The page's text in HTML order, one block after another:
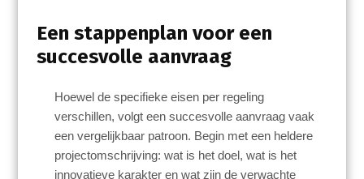
Een stappenplan voor een
succesvolle aanvraag
Hoewel de specifieke eisen per regeling
verschillen, volgt een succesvolle aanvraag vaak
een vergelijkbaar patroon. Begin met een heldere
projectomschrijving: wat is het doel, wat is het
innovatieve karakter en wat zijn de verwachte